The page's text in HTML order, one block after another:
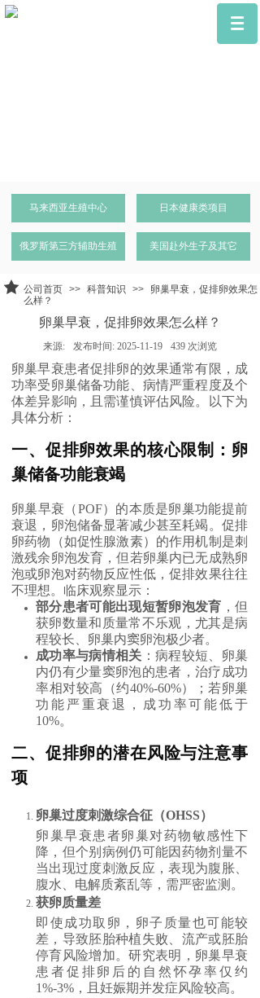
美国赴外生子及其它
马来西亚生殖中心
俄罗斯第三方辅助生殖
日本健康类项目
公司首页 >> 科普知识 >>
卵巢早衰，促排卵效果怎
么样？
卵巢早衰，促排卵效果怎么样？
来源: 发布时间: 2025-11-19 439 次浏览
卵巢早衰患者促排卵的效果通常有限，成
功率受卵巢储备功能、病情严重程度及个
体差异影响，且需谨慎评估风险。以下为
具体分析：
一、促排卵效果的核心限制：卵
巢储备功能衰竭
卵巢早衰（POF）的本质是卵巢功能提前
衰退，卵泡储备显著减少甚至耗竭。促排
卵药物（如促性腺激素）的作用机制是刺
激残余卵泡发育，但若卵巢内已无成熟卵
泡或卵泡对药物反应性低，促排效果往往
不理想。临床观察显示：
部分患者可能出现短暂卵泡发育 ，但
获卵数量和质量常不乐观，尤其是病
程较长、卵巢内窦卵泡极少者。
成功率与病情相关 ：病程较短、卵巢
内仍有少量窦卵泡的患者，治疗成功
率相对较高（约40%-60%）；若卵巢
功能严重衰退，成功率可能低于
10%。
二、促排卵的潜在风险与注意事
项
卵巢过度刺激综合征（OHSS）
卵巢早衰患者卵巢对药物敏感性下
降，但个别病例仍可能因药物剂量不
当出现过度刺激反应，表现为腹胀、
腹水、电解质紊乱等，需严密监测。
获卵质量差
即使成功取卵，卵子质量也可能较
差，导致胚胎种植失败、流产或胚胎
停育风险增加。研究表明，卵巢早衰
患者促排卵后的自然怀孕率仅约
1%-3%，且妊娠期并发症风险较高。